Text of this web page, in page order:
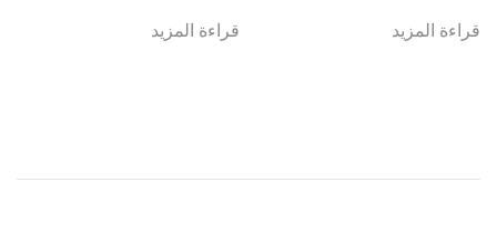
قراءة المزيد قراءة المزيد